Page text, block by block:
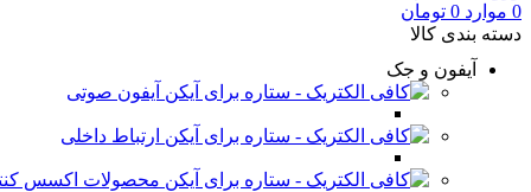
0 موارد 0 تومان
دسته بندی کالا
آیفون و جک
آیفون صوتی
ارتباط داخلی
محصولات اکسس